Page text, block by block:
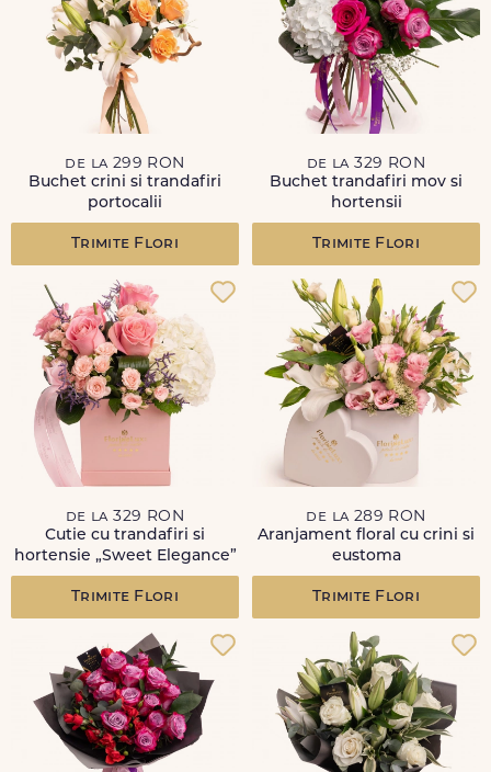
de la 299 RON
Buchet crini si trandafiri
portocalii
Trimite Flori
de la 329 RON
Buchet trandafiri mov si
hortensii
Trimite Flori
de la 329 RON
Cutie cu trandafiri si
hortensie „Sweet Elegance”
Trimite Flori
de la 289 RON
Aranjament floral cu crini si
eustoma
Trimite Flori